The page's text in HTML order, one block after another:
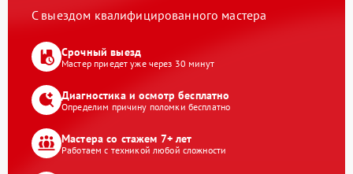
С выездом квалифицированного мастера
Срочный выезд
Мастер приедет уже через 30 минут
Диагностика и осмотр бесплатно
Определим причину поломки бесплатно
Мастера со стажем 7+ лет
Работаем с техникой любой сложности